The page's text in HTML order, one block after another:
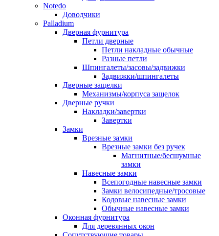
Notedo
Доводчики
Palladium
Дверная фурнитура
Петли дверные
Петли накладные обычные
Разные петли
Шпингалеты/засовы/задвижки
Задвижки/шпингалеты
Дверные защелки
Механизмы/корпуса защелок
Дверные ручки
Накладки/завертки
Завертки
Замки
Врезные замки
Врезные замки без ручек
Магнитные/бесшумные
замки
Навесные замки
Всепогодные навесные замки
Замки велосипедные/тросовые
Кодовые навесные замки
Обычные навесные замки
Оконная фурнитура
Для деревянных окон